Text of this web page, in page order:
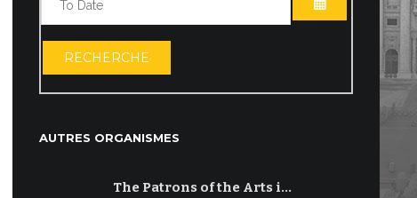
OUVRIR LE
RECHERCHE
AUTRES ORGANISMES
The Patrons of the Arts i…